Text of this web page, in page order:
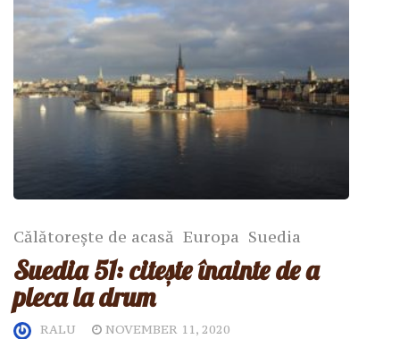
Călătorește de acasă Europa Suedia
Suedia 51: citește înainte de a
pleca la drum
RALU NOVEMBER 11, 2020